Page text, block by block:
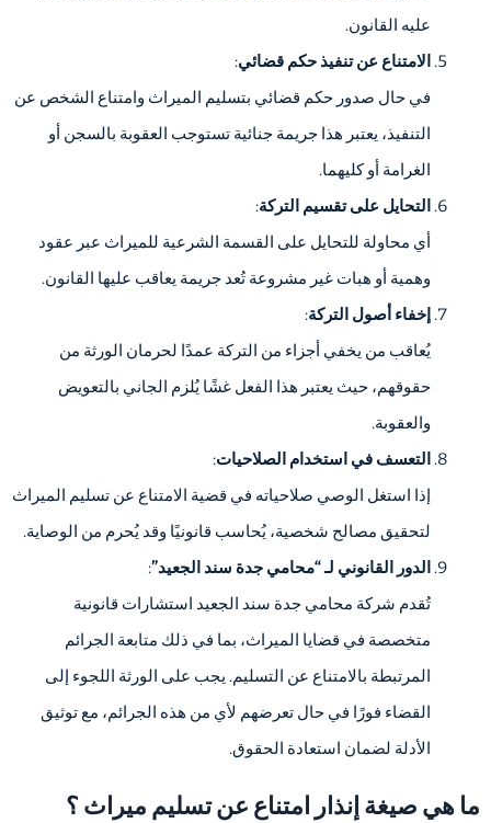
عليه القانون.
الامتناع عن تنفيذ حكم قضائي:
في حال صدور حكم قضائي بتسليم الميراث وامتناع الشخص عن
التنفيذ، يعتبر هذا جريمة جنائية تستوجب العقوبة بالسجن أو
الغرامة أو كليهما.
التحايل على تقسيم التركة:
أي محاولة للتحايل على القسمة الشرعية للميراث عبر عقود
وهمية أو هبات غير مشروعة تُعد جريمة يعاقب عليها القانون.
إخفاء أصول التركة:
يُعاقب من يخفي أجزاء من التركة عمدًا لحرمان الورثة من
حقوقهم، حيث يعتبر هذا الفعل غشًا يُلزم الجاني بالتعويض
والعقوبة.
التعسف في استخدام الصلاحيات:
إذا استغل الوصي صلاحياته في قضية الامتناع عن تسليم الميراث
لتحقيق مصالح شخصية، يُحاسب قانونيًا وقد يُحرم من الوصاية.
الدور القانوني لـ “محامي جدة سند الجعيد”:
تُقدم شركة محامي جدة سند الجعيد استشارات قانونية
متخصصة في قضايا الميراث، بما في ذلك متابعة الجرائم
المرتبطة بالامتناع عن التسليم. يجب على الورثة اللجوء إلى
القضاء فورًا في حال تعرضهم لأي من هذه الجرائم، مع توثيق
الأدلة لضمان استعادة الحقوق.
ما هي صيغة إنذار امتناع عن تسليم ميراث ؟